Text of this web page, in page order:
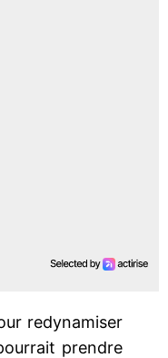
redynamiser
prendre